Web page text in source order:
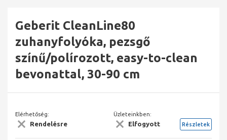
Geberit CleanLine80
zuhanyfolyóka, pezsgő
színű/polírozott, easy-to-clean
bevonattal, 30-90 cm
Elérhetőség:
Rendelésre
Üzleteinkben:
Elfogyott Részletek